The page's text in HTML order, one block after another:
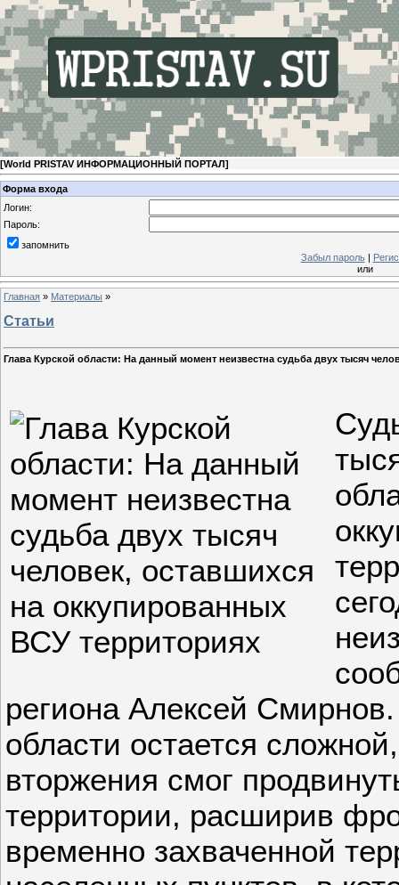
[World PRISTAV ИНФОРМАЦИОННЫЙ ПОРТАЛ]
Форма входа
Логин:
Пароль:
запомнить
Забыл пароль|
или
Главная » Материалы »
Статьи
Глава Курской области: На данный момент неизвестна судьба двух тысяч
региона Алексей
области остается
вторжения смог
территории, расширив
временно захваченной